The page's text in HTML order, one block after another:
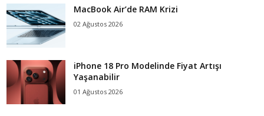
MacBook Air’de RAM Krizi
02 Ağustos 2026
iPhone 18 Pro Modelinde Fiyat Artışı
Yaşanabilir
01 Ağustos 2026